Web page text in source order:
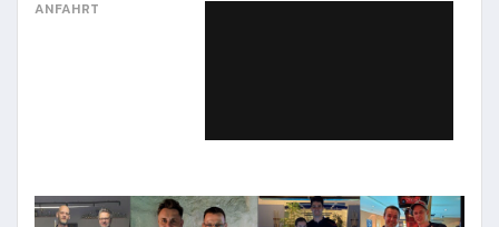
ANFAHRT